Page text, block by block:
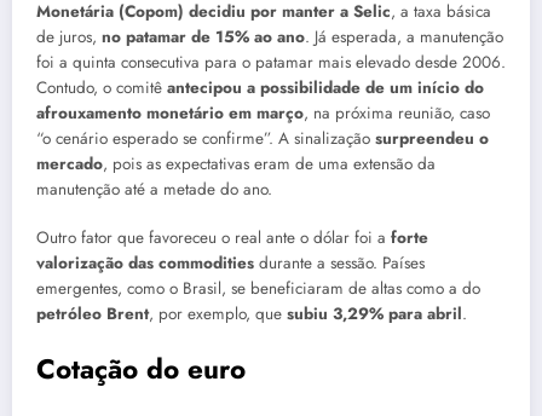
Monetária (Copom) decidiu por manter a Selic, a taxa básica
de juros, no patamar de 15% ao ano. Já esperada, a manutenção
foi a quinta consecutiva para o patamar mais elevado desde 2006.
Contudo, o comitê antecipou a possibilidade de um início do
afrouxamento monetário em março, na próxima reunião, caso
“o cenário esperado se confirme”. A sinalização surpreendeu o
mercado, pois as expectativas eram de uma extensão da
manutenção até a metade do ano.
Outro fator que favoreceu o real ante o dólar foi a forte
valorização das commodities durante a sessão. Países
emergentes, como o Brasil, se beneficiaram de altas como a do
petróleo Brent, por exemplo, que subiu 3,29% para abril.
Cotação do euro